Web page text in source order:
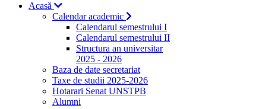
Acasă
Calendar academic
Calendarul semestrului I
Calendarul semestrului II
Structura an universitar
2025 - 2026
Baza de date secretariat
Taxe de studii 2025-2026
Hotarari Senat UNSTPB
Alumni